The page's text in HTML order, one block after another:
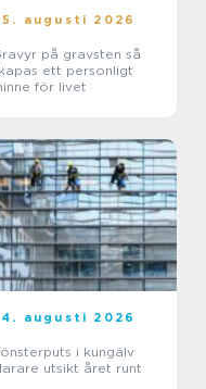
augusti 2026
på gravsten så
ett personligt
för livet
augusti 2026
i kungälv
utsikt året runt